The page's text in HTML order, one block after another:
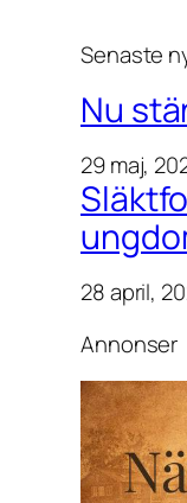
Senaste
Nu
29 maj,
28 april,
Annonser